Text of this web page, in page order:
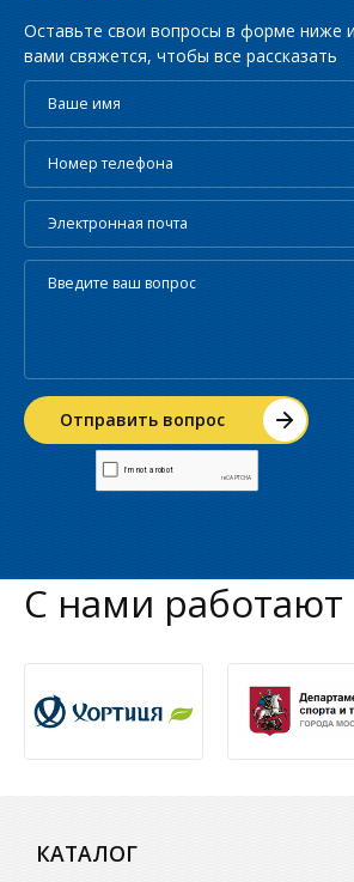
Оставьте свои вопросы в форме ниже
вами свяжется, чтобы все рассказать
С нами работают
КАТАЛОГ